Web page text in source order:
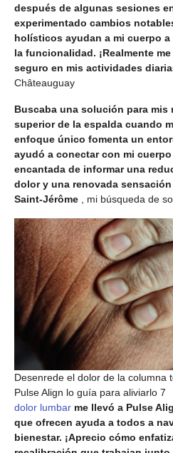
después de algunas sesiones
experimentado cambios
holísticos ayudan a mi cuerpo
la funcionalidad. ¡Realmente
seguro en mis actividades
Châteauguay
Buscaba una solución para mis
superior de la espalda cuando
enfoque único fomenta un
ayudó a conectar con mi
encantada de informar una
dolor y una renovada
Saint-Jérôme , mi búsqueda de
Desenrede el dolor de la columna
Pulse Align lo guía para aliviarlo 7
dolor lumbar me llevó a Pulse
que ofrecen ayuda a todos a
bienestar. ¡Aprecio cómo